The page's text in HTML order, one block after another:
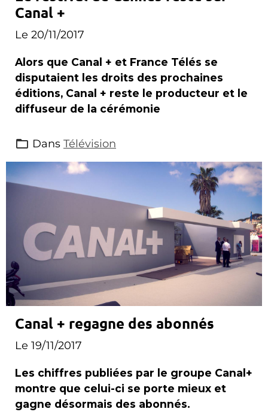
Canal +
Le 20/11/2017
Alors que Canal + et France Télés se
disputaient les droits des prochaines
éditions, Canal + reste le producteur et le
diffuseur de la cérémonie
Dans Télévision
Canal + regagne des abonnés
Le 19/11/2017
Les chiffres publiées par le groupe Canal+
montre que celui-ci se porte mieux et
gagne désormais des abonnés.